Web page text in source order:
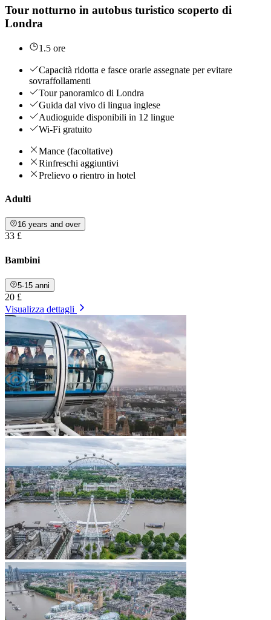
Tour notturno in autobus turistico scoperto di
Londra
1.5 ore
Capacità ridotta e fasce orarie assegnate per evitare
sovraffollamenti
Tour panoramico di Londra
Guida dal vivo di lingua inglese
Audioguide disponibili in 12 lingue
Wi-Fi gratuito
Mance (facoltative)
Rinfreschi aggiuntivi
Prelievo o rientro in hotel
Adulti
16 years and over
33 £
Bambini
5-15 anni
20 £
Visualizza dettagli